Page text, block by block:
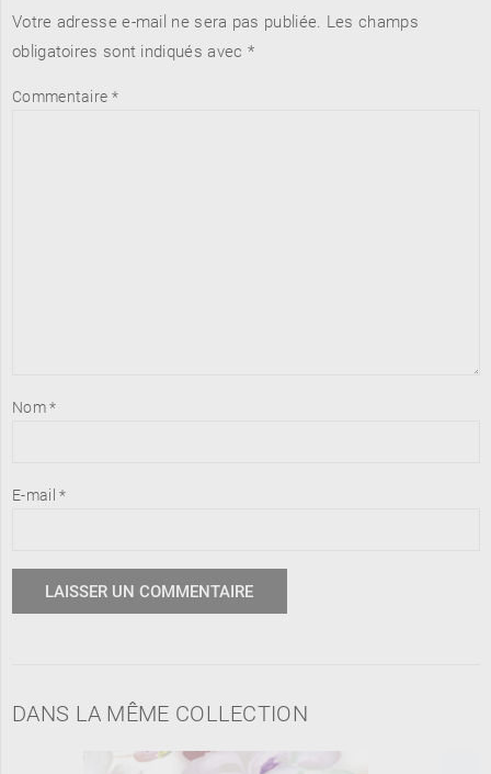
Votre adresse e-mail ne sera pas publiée. Les champs
obligatoires sont indiqués avec *
Commentaire *
Nom*
E-mail*
DANS LA MÊME COLLECTION